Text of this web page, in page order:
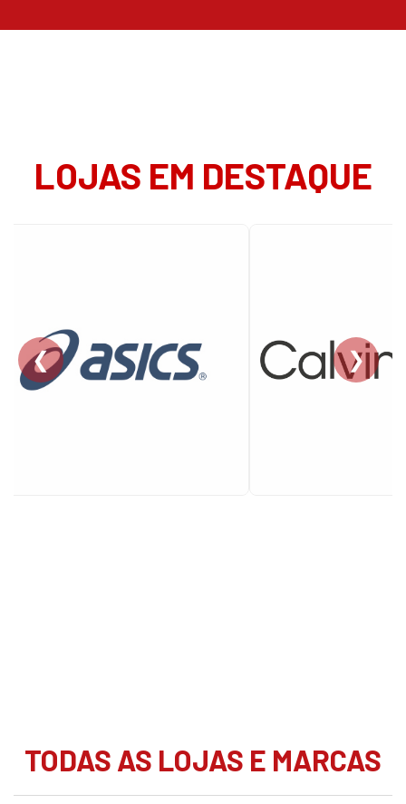
LOJAS EM DESTAQUE
❮ ❯
TODAS AS LOJAS E MARCAS